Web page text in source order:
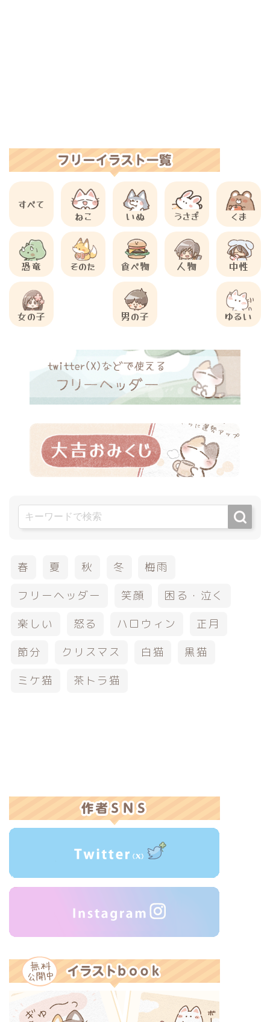
すべて
ねこ
いぬ うさぎ くま
恐竜 そのた 食べ物 人物 中性
女の子 男の子 ゆるい
春 夏 秋 冬
梅雨
フリーヘッダー
笑顔
困る・泣く
楽しい
怒る ハロウィン
正月
節分
クリスマス 白猫
黒猫
ミケ猫
茶トラ猫